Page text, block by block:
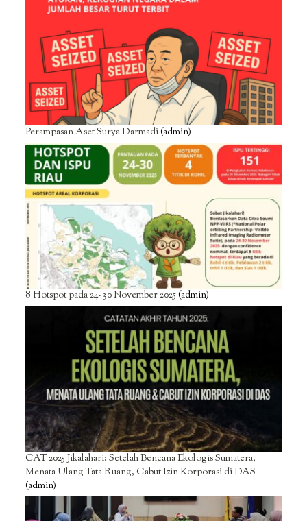
Perampasan Aset Surya Darmadi(admin)
8 Hotspot pada 24-30 November 2025(admin)
CAT 2025 Jikalahari: Setelah Bencana Ekologis Sumatera,
Menata Ulang Tata Ruang, Cabut Izin Korporasi di DAS
(admin)